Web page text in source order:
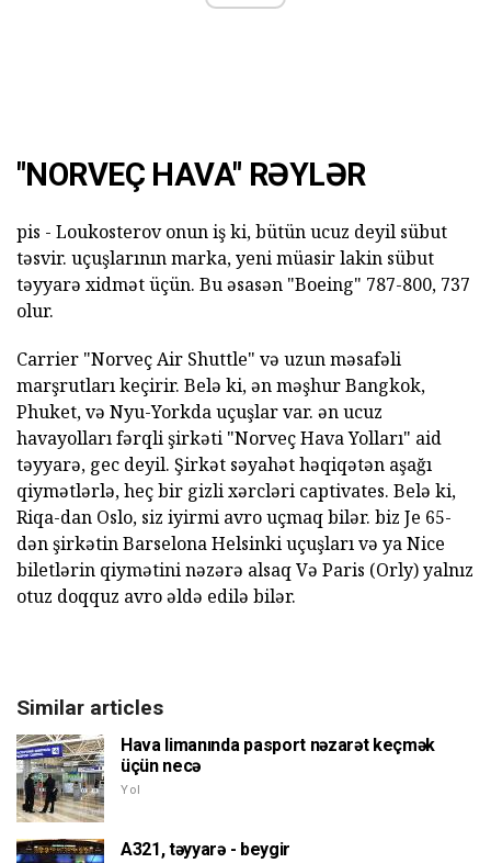
"NORVEÇ HAVA" RƏYLƏR
pis - Loukosterov onun iş ki, bütün ucuz deyil sübut
təsvir. uçuşlarının marka, yeni müasir lakin sübut
təyyarə xidmət üçün. Bu əsasən "Boeing" 787-800, 737
olur.
Carrier "Norveç Air Shuttle" və uzun məsafəli
marşrutları keçirir. Belə ki, ən məşhur Bangkok,
Phuket, və Nyu-Yorkda uçuşlar var. ən ucuz
havayolları fərqli şirkəti "Norveç Hava Yolları" aid
təyyarə, gec deyil. Şirkət səyahət həqiqətən aşağı
qiymətlərlə, heç bir gizli xərcləri captivates. Belə ki,
Riqa-dan Oslo, siz iyirmi avro uçmaq bilər. biz Je 65-
dən şirkətin Barselona Helsinki uçuşları və ya Nice
biletlərin qiymətini nəzərə alsaq Və Paris (Orly) yalnız
otuz doqquz avro əldə edilə bilər.
Similar articles
Hava limanında pasport nəzarət keçmək
üçün necə
Yol
A321, təyyarə - beygir